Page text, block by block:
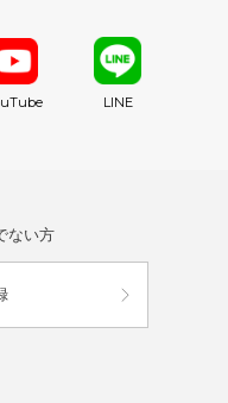
LINE
ない方